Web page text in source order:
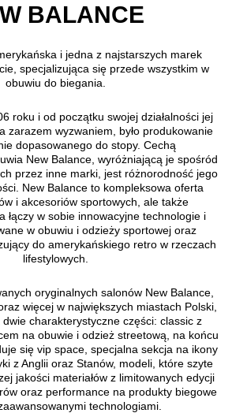
BALANCE
i jedna z najstarszych marek
specjalizująca się przede wszystkim w
obuwiu do biegania.
roku i od początku swojej działalności jej
zarazem wyzwaniem, było produkowanie
dopasowanego do stopy. Cechą
New Balance, wyróżniającą je spośród
przez inne marki, jest różnorodność jego
New Balance to kompleksowa oferta
i akcesoriów sportowych, ale także
łączy w sobie innowacyjne technologie i
w obuwiu i odzieży sportowej oraz
do amerykańskiego retro w rzeczach
lifestylowych.
oryginalnych salonów New Balance,
więcej w największych miastach Polski,
charakterystyczne części: classic z
na obuwie i odzież streetową, na końcu
się vip space, specjalna sekcja na ikony
z Anglii oraz Stanów, modeli, które szyte
jakości materiałów z limitowanych edycji
oraz performance na produkty biegowe
technologiami.